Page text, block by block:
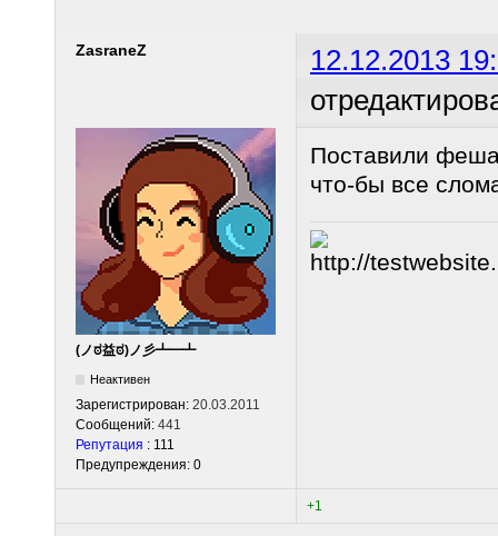
ZasraneZ
12.12.2013
(ノಠ益ಠ)ノ彡┻━┻
Неактивен
Зарегистрирован: 20.03.2011
Сообщений: 441
Репутация : 111
Предупреждения: 0
Поставили
что-бы все
+1